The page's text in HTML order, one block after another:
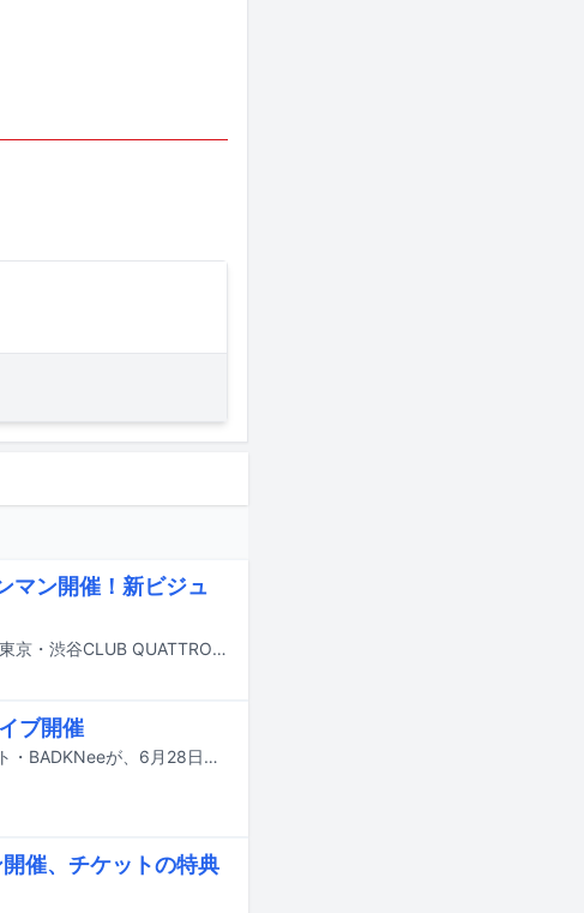
マン開催！新ビジュ
カイジューバイミーのワンマンライブ「四志決盟 ー鐘鳴ー」が9月29日に東京・渋谷CLUB QUATTROで行われる。
ブ開催
音楽プロデューサー・松隈ケンタ率いるレーベル / カルチャープロジェクト・BADKNeeが、6月28日に神奈川・みなとみらいブロンテでライブイベント「バッドニーパーティー2026 夏」を開催する。
催、チケットの特典